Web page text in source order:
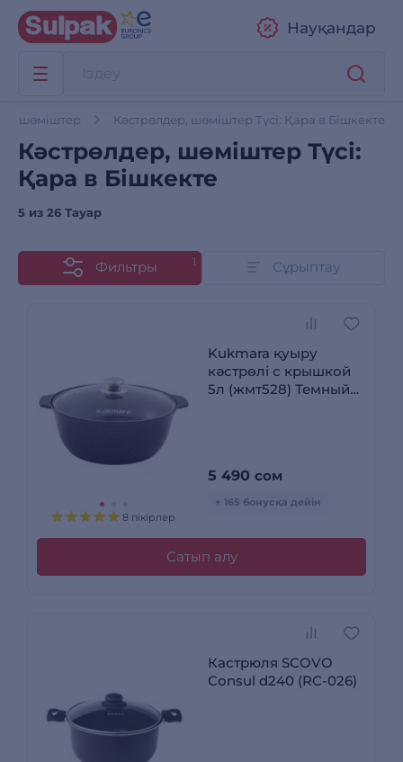
Науқандар
шөміштер Кәстрөлдер, шөміштер Түсі: Қара в Бішкекте
Кәстрөлдер, шөміштер Түсі:
Қара в Бішкекте
5 из 26 Тауар
Фильтры 1 Сұрыптау
8 пікірлер
Kukmara қуыру
кәстрөлі с крышкой
5л (жмт528) Темный
5 490 сом
+ 165 бонусқа дейін
Сатып алу
Кастрюля SCOVO
Consul d240 (RC-026)